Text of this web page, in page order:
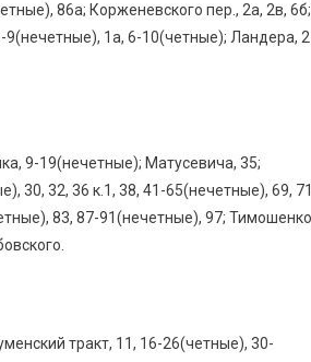
86а; Корженевского пер., 2а, 2в, 6б;
9(нечетные), 1а, 6-10(четные); Ландера,
9-19(нечетные); Матусевича, 35;
30, 32, 36 к.1, 38, 41-65(нечетные), 69, 71
83, 87-91(нечетные), 97; Тимошенко
тракт, 11, 16-26(четные), 30-